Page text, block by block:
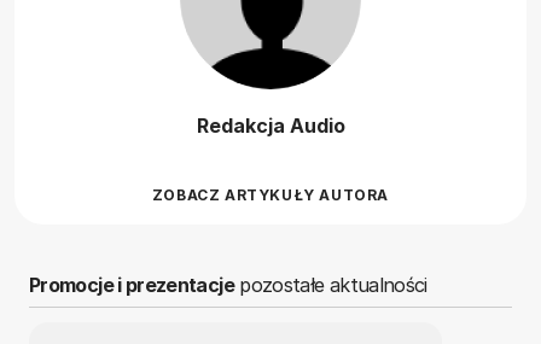
Redakcja Audio
ZOBACZ ARTYKUŁY AUTORA
Promocje i prezentacjepozostałe aktualności